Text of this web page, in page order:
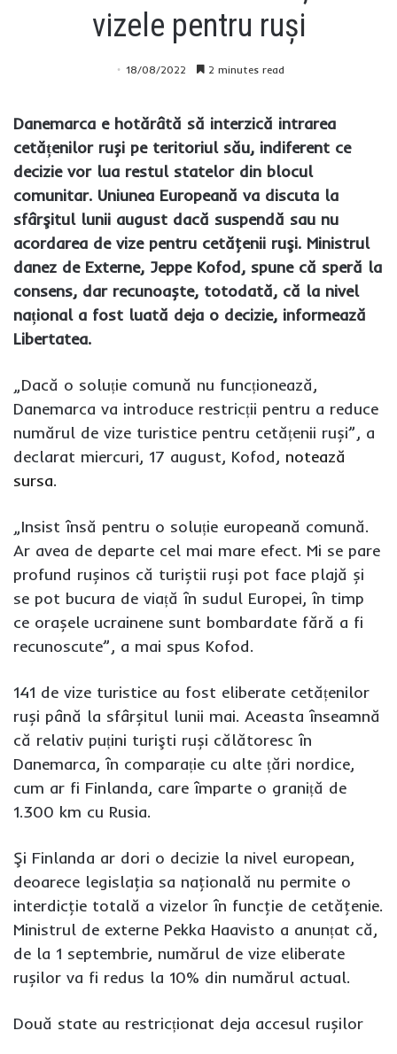
vizele pentru ruși
18/08/2022 2 minutes read
Danemarca e hotărâtă să interzică intrarea
cetățenilor ruși pe teritoriul său, indiferent ce
decizie vor lua restul statelor din blocul
comunitar. Uniunea Europeană va discuta la
sfârşitul lunii august dacă suspendă sau nu
acordarea de vize pentru cetăţenii ruşi. Ministrul
danez de Externe, Jeppe Kofod, spune că speră la
consens, dar recunoaște, totodată, că la nivel
național a fost luată deja o decizie, informează
Libertatea.
„Dacă o soluție comună nu funcționează,
Danemarca va introduce restricții pentru a reduce
numărul de vize turistice pentru cetățenii ruși”, a
declarat miercuri, 17 august, Kofod, notează
sursa.
„Insist însă pentru o soluție europeană comună.
Ar avea de departe cel mai mare efect. Mi se pare
profund rușinos că turiștii ruși pot face plajă și
se pot bucura de viață în sudul Europei, în timp
ce orașele ucrainene sunt bombardate fără a fi
recunoscute”, a mai spus Kofod.
141 de vize turistice au fost eliberate cetățenilor
ruși până la sfârșitul lunii mai. Aceasta înseamnă
că relativ puțini turişti ruși călătoresc în
Danemarca, în comparație cu alte țări nordice,
cum ar fi Finlanda, care împarte o graniță de
1.300 km cu Rusia.
Şi Finlanda ar dori o decizie la nivel european,
deoarece legislaţia sa naţională nu permite o
interdicţie totală a vizelor în funcţie de cetăţenie.
Ministrul de externe Pekka Haavisto a anunțat că,
de la 1 septembrie, numărul de vize eliberate
rușilor va fi redus la 10% din numărul actual.
Două state au restricționat deja accesul rușilor